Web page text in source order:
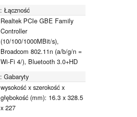
Łączność
Realtek PCIe GBE Family
Controller
(10/100/1000MBit/s),
Broadcom 802.11n (a/b/g/n =
Wi-Fi 4/), Bluetooth 3.0+HD
Gabaryty
wysokość x szerokość x
głębokość (mm): 16.3 x 328.5
x 227